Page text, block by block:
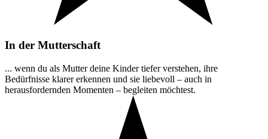
In der Mutterschaft
... wenn du als Mutter deine Kinder tiefer verstehen, ihre
Bedürfnisse klarer erkennen und sie liebevoll – auch in
herausfordernden Momenten – begleiten möchtest.